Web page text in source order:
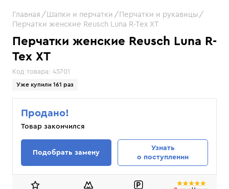
Перчатки женские Reusch Luna R-
Tex XT
Код товара: 45701
Уже купили 161 раз
Главная Шапки и перчатки
Перчатки и рукавицы
Перчатки женские Reusch Luna R-Tex XT
Продано!
Товар закончился
Подобрать замену
Узнать
о поступлении